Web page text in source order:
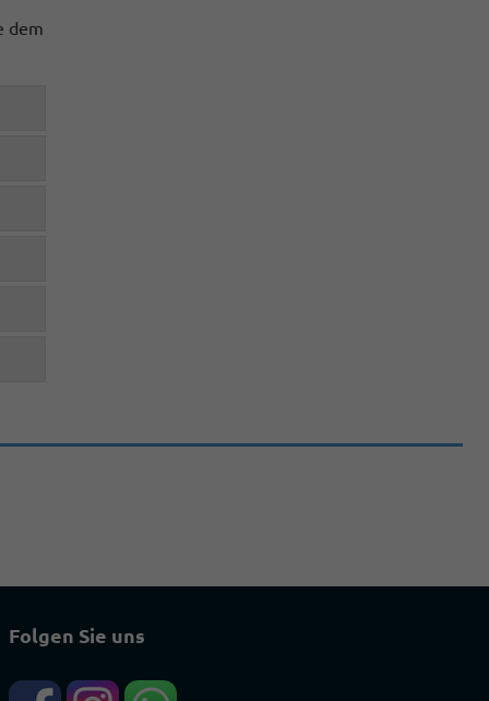
dem
Folgen Sie uns